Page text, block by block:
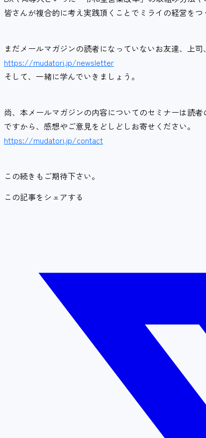
皆さんが複合的に考え実践頂くことでミライの経営をつ
まだメールマガジンの読者になっていないお友達、上司
https://mudatori.jp/newsletter
そして、一緒に学んでいきましょう。
尚、本メールマガジンの内容についてのセミナーは読
ですから、感想やご意見をどしどしお寄せください。
https://mudatori.jp/contact
この続きもご期待下さい。
この記事をシェアする